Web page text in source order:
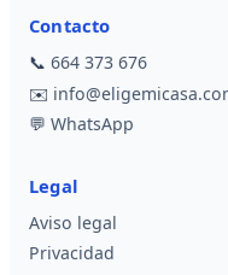
Contacto
📞 664 373 676
✉️
💬 WhatsApp
Legal
Aviso legal
Privacidad